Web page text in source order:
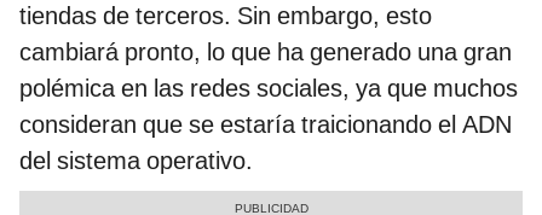
tiendas de terceros. Sin embargo, esto
cambiará pronto, lo que ha generado una gran
polémica en las redes sociales, ya que muchos
consideran que se estaría traicionando el ADN
del sistema operativo.